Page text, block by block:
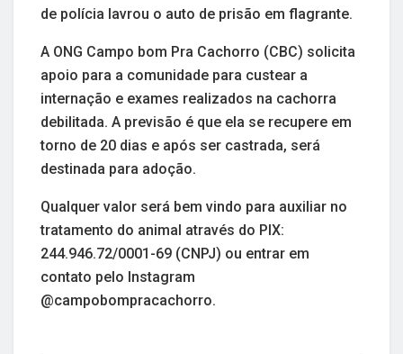
de polícia lavrou o auto de prisão em flagrante.
A ONG Campo bom Pra Cachorro (CBC) solicita
apoio para a comunidade para custear a
internação e exames realizados na cachorra
debilitada. A previsão é que ela se recupere em
torno de 20 dias e após ser castrada, será
destinada para adoção.
Qualquer valor será bem vindo para auxiliar no
tratamento do animal através do PIX:
244.946.72/0001-69 (CNPJ) ou entrar em
contato pelo Instagram
@campobompracachorro.